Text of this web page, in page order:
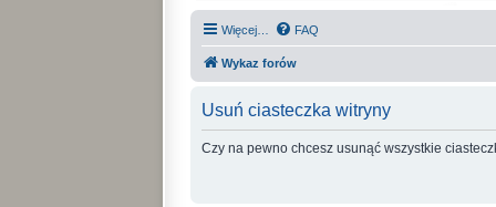
Więcej… FAQ
Wykaz forów
Usuń ciasteczka witryny
Czy na pewno chcesz usunąć wszystkie